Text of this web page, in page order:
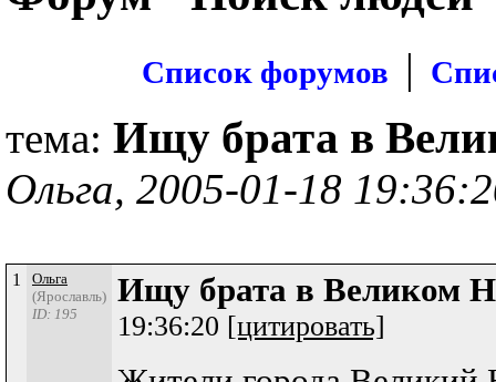
Список форумов |
тема: Ищу брата в
Ольга, 2005-01-18
1
Ольга
(Ярославль)
ID: 195
Ищу брата в Великом
19:36:20 [цитировать]